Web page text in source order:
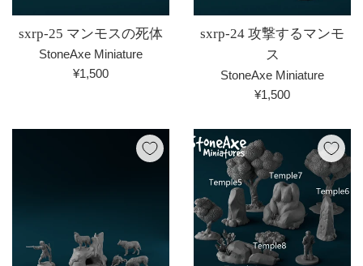
sxrp-25 マンモスの死体
StoneAxe Miniature
通
格
¥1,500
sxrp-24 攻撃するマンモ
ス
StoneAxe Miniature
通
価
格
¥1,500